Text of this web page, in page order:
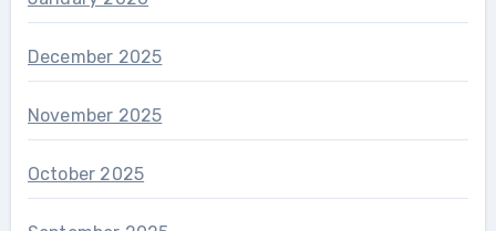
December 2025
November 2025
October 2025